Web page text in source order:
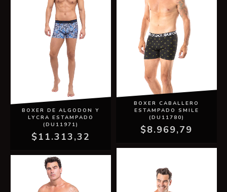
BOXER DE ALGODON Y
LYCRA ESTAMPADO
(DU11971)
$11.313,32
BOXER CABALLERO
ESTAMPADO SMILE
(DU11780)
$8.969,79